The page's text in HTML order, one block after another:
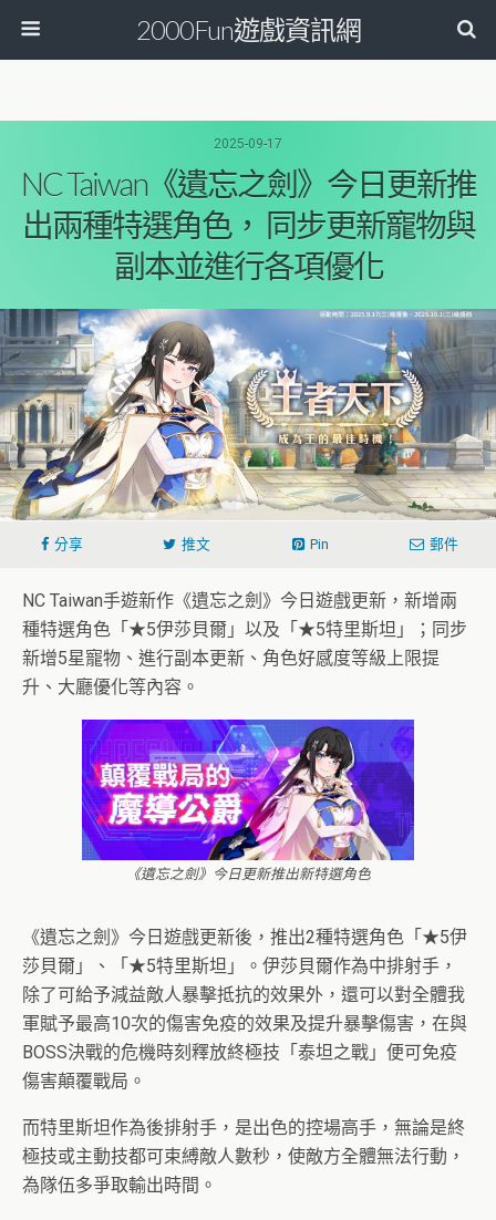
2000Fun遊戲資訊網
2025-09-17
NC Taiwan《遺忘之劍》今日更新推
出兩種特選角色， 同步更新寵物與
副本並進行各項優化
分享 推文 Pin 郵件
NC Taiwan手遊新作《遺忘之劍》今日遊戲更新，新增兩
種特選角色「★5伊莎貝爾」以及「★5特里斯坦」；同步
新增5星寵物、進行副本更新、角色好感度等級上限提
升、大廳優化等內容。
《遺忘之劍》今日更新推出新特選角色
《遺忘之劍》今日遊戲更新後，推出2種特選角色「★5伊
莎貝爾」、「★5特里斯坦」。伊莎貝爾作為中排射手，
除了可給予減益敵人暴擊抵抗的效果外，還可以對全體我
軍賦予最高10次的傷害免疫的效果及提升暴擊傷害，在與
BOSS決戰的危機時刻釋放終極技「泰坦之戰」便可免疫
傷害顛覆戰局。
而特里斯坦作為後排射手，是出色的控場高手，無論是終
極技或主動技都可束縛敵人數秒，使敵方全體無法行動，
為隊伍多爭取輸出時間。